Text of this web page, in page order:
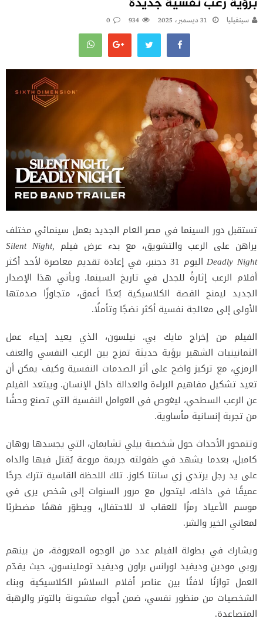
سينفيليا 31 ديسمبر، 2025 934
0
تستقبل دور السينما في مصر العام الجديد بعمل سينمائي مختلف
يراهن على الرعب والتشويق، مع بدء عرض فيلم Silent Night,
Deadly Night
اليوم 31 دجنبر، في إعادة تقديم معاصرة لأحد أكثر
أفلام الرعب إثارةً للجدل في تاريخ السينما. ويأتي هذا الإصدار
الجديد ليمنح القصة الكلاسيكية بُعدًا أعمق، متجاوزًا صدمتها
الأولى إلى معالجة نفسية أكثر نضجًا وتأملًا.
الفيلم من إخراج مايك بي. نيلسون، الذي يعيد إحياء عمل
الثمانينيات الشهير برؤية حديثة تمزج بين الرعب النفسي والعنف
الرمزي، مع تركيز واضح على أثر الصدمات النفسية وكيف يمكن أن
تعيد تشكيل مفاهيم البراءة والعدالة داخل الإنسان. ويبتعد الفيلم
عن الرعب السطحي، ليغوص في العوامل النفسية التي تصنع وحشًا
من تجربة إنسانية مأساوية.
وتتمحور الأحداث حول شخصية بيلي تشابمان، التي يجسدها روهان
كامبل، بعدما يشهد في طفولته جريمة مروعة يُقتل فيها والداه
على يد رجل يرتدي زي سانتا كلوز. تلك اللحظة القاسية تترك جرحًا
عميقًا في داخله، ليتحول مع مرور السنوات إلى شخص يرى في
موسم الأعياد رمزًا للعقاب لا للاحتفال، ويطوّر فهمًا مضطربًا
لمعاني الخير والشر.
ويشارك في بطولة الفيلم عدد من الوجوه المعروفة، من بينهم
روبي مودين وديفيد لورانس براون وديفيد توملينسون، حيث يقدّم
العمل توازنًا لافتًا بين عناصر أفلام السلاشر الكلاسيكية وبناء
الشخصيات من منظور نفسي، ضمن أجواء مشحونة بالتوتر والرهبة
المتصاعدة.